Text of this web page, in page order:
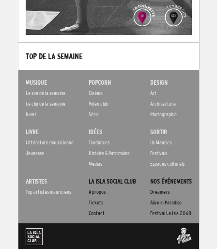
TOP DE LA SEMAINE
MUSIQUE
Le son de la semaine
Le clip de la semaine
News
POPCORN
Cinéma
Video club
Série
DESIGN
Art
Architecture
Photographie
LIVRE
Littérature mauricienne
Jeunesse
IDÉES
Tendances
Histoire & Patrimoine
Médias
SORTIR
Ile Maurice
Festivals
Espaces culturels
ARTISTES
Top artistes mauriciens
LA ISLA SOCIAL CLUB
A propos
Tickets
Contact
NOS ÉVÉNEMENTS
Dreamers
Alive in Paradise
Festival La Isla 2068